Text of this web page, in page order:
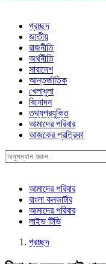
প্রচ্ছদ
জাতীয়
রাজনীতি
অর্থনীতি
সারাদেশ
আন্তর্জাতিক
খেলাধুলা
বিনোদন
তথ্যপ্রযুক্তি
আমাদের পরিবার
আজকের প্রত্রিকা
আমাদের পরিবার
বাংলা কনভার্টার
আমাদের পরিবার
লাইভ টিভি
প্রচ্ছদ